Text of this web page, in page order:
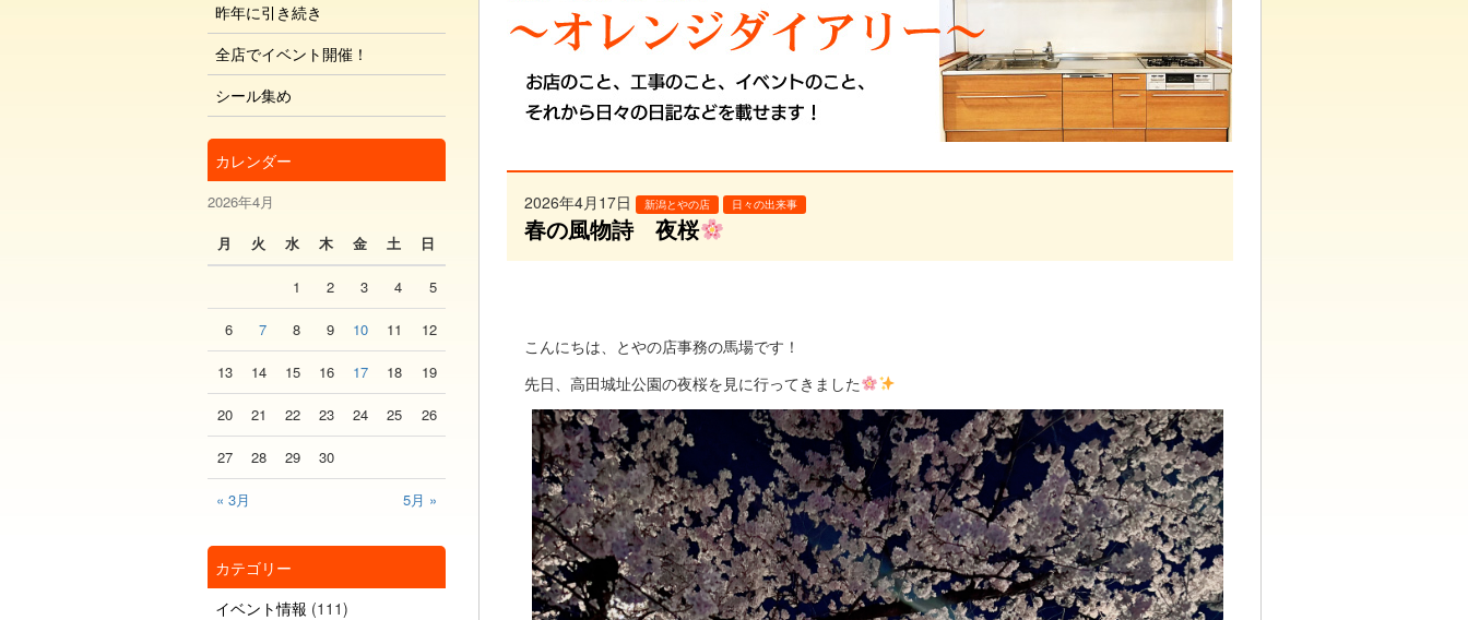
2026年4月17日 新潟とやの店 日々の出来事
春の風物詩 夜桜
こんにちは、とやの店事務の馬場です！
先日、高田城址公園の夜桜を見に行ってきました
昨年に引き続き
全店でイベント開催！
シール集め
カレンダー
2026年4月
月
火 水 木 金 土 日
« 3月 5月 »
1 2 3 4 5
6 7 8 9 10 11 12
13 14 15 16 17 18 19
20 21 22 23 24 25 26
27 28 29 30
カテゴリー
イベント情報 (111)